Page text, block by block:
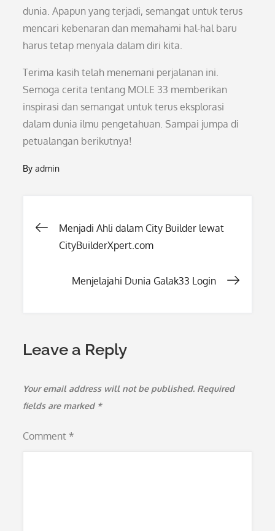
dunia. Apapun yang terjadi, semangat untuk terus
mencari kebenaran dan memahami hal-hal baru
harus tetap menyala dalam diri kita.
Terima kasih telah menemani perjalanan ini.
Semoga cerita tentang MOLE 33 memberikan
inspirasi dan semangat untuk terus eksplorasi
dalam dunia ilmu pengetahuan. Sampai jumpa di
petualangan berikutnya!
Byadmin
Post
Menjadi Ahli dalam City Builder lewat
CityBuilderXpert.com
Menjelajahi Dunia Galak33 Login
Leave a Reply
Your email address will not be published. Required
fields are marked *
Comment *